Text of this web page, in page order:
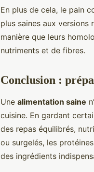
En plus de cela, le pain
plus saines aux versions
manière que leurs
nutriments et de fibres.
Conclusion :
Une alimentation saine
cuisine. En gardant
des repas équilibrés,
ou surgelés, les
des ingrédients